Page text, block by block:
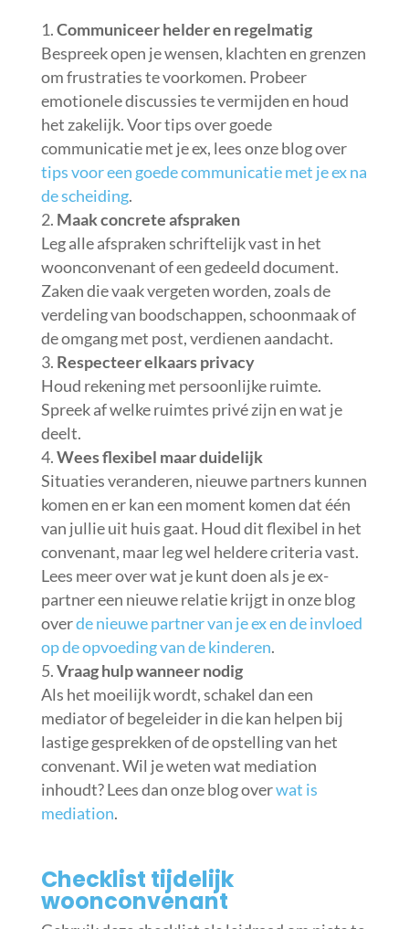
Communiceer helder en regelmatig
Bespreek open je wensen, klachten en grenzen
om frustraties te voorkomen. Probeer
emotionele discussies te vermijden en houd
het zakelijk. Voor tips over goede
communicatie met je ex, lees onze blog over
tips voor een goede communicatie met je ex na
de scheiding.
Maak concrete afspraken
Leg alle afspraken schriftelijk vast in het
woonconvenant of een gedeeld document.
Zaken die vaak vergeten worden, zoals de
verdeling van boodschappen, schoonmaak of
de omgang met post, verdienen aandacht.
Respecteer elkaars privacy
Houd rekening met persoonlijke ruimte.
Spreek af welke ruimtes privé zijn en wat je
deelt.
Wees flexibel maar duidelijk
Situaties veranderen, nieuwe partners kunnen
komen en er kan een moment komen dat één
van jullie uit huis gaat. Houd dit flexibel in het
convenant, maar leg wel heldere criteria vast.
Lees meer over wat je kunt doen als je ex-
partner een nieuwe relatie krijgt in onze blog
overde nieuwe partner van je ex en de invloed
op de opvoeding van de kinderen.
Vraag hulp wanneer nodig
Als het moeilijk wordt, schakel dan een
mediator of begeleider in die kan helpen bij
lastige gesprekken of de opstelling van het
convenant. Wil je weten wat mediation
inhoudt? Lees dan onze blog overwat is
mediation.
Checklist tijdelijk
woonconvenant